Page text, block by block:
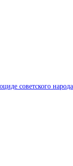
советского